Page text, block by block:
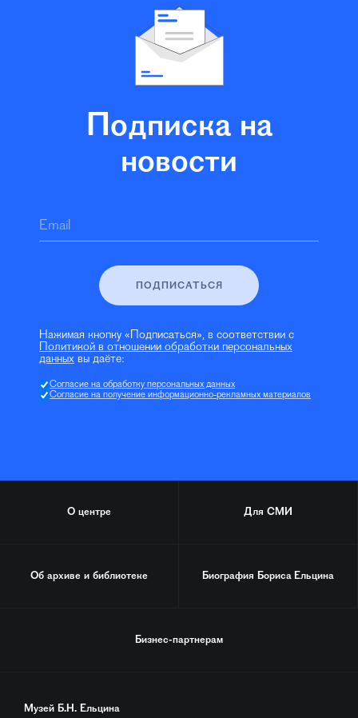
Подписка на
новости
Email
ПОДПИСАТЬСЯ
Нажимая кнопку «Подписаться», в соответствии с
Политикой в отношении обработки персональных
данных вы даёте:
Согласие на обработку персональных данных
Согласие на получение информационно-рекламных материалов
О центре Для СМИ
Об архиве и библиотеке Биография Бориса Ельцина
Бизнес-партнерам
Музей Б.Н. Ельцина